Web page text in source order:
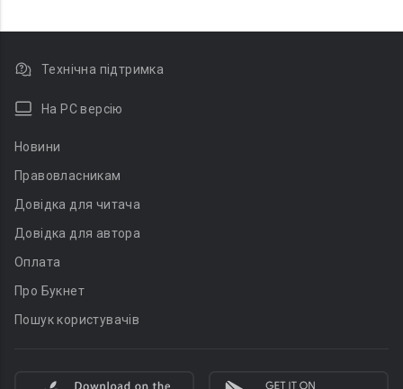
Технічна підтримка
На PC версію
Новини
Правовласникам
Довідка для читача
Довідка для автора
Оплата
Про Букнет
Пошук користувачів